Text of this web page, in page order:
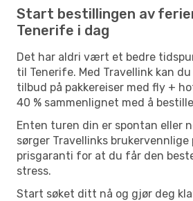
Start bestillingen av
Tenerife i dag
Det har aldri vært et bedre
til Tenerife. Med Travellink kan
tilbud på pakkereiser med fly +
40 % sammenlignet med å
Enten turen din er spontan eller
sørger Travellinks
prisgaranti for at du får den
stress.
Start søket ditt nå og gjør deg